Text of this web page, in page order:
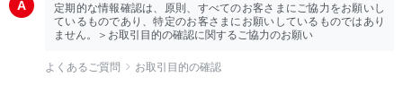
定期的な情報確認は、原則、すべてのお客さまにご協力をお願いし
ているものであり、特定のお客さまにお願いしているものではあり
ません。＞お取引目的の確認に関するご協力のお願い
よくあるご質問 お取引目的の確認